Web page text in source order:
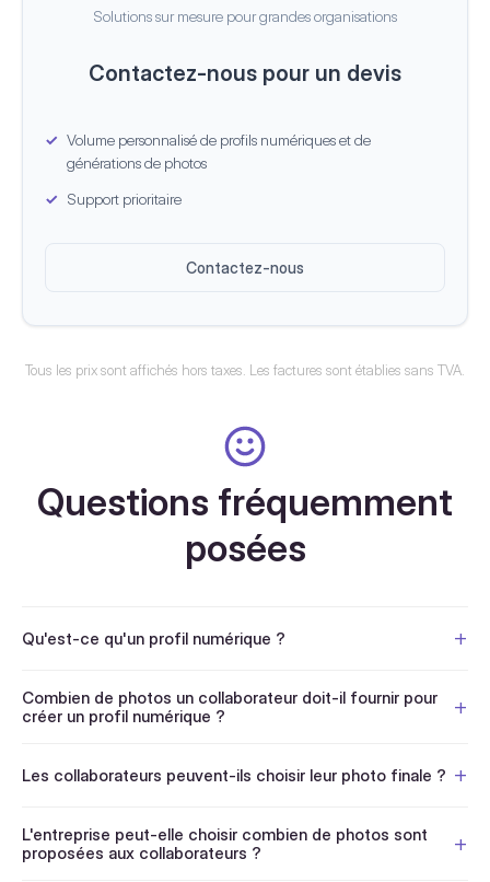
Solutions sur mesure pour grandes organisations
Contactez-nous pour un devis
Volume personnalisé de profils numériques et de
générations de photos
Support prioritaire
Contactez-nous
Tous les prix sont affichés hors taxes. Les factures sont établies sans TVA.
Questions fréquemment
posées
Qu'est-ce qu'un profil numérique ?
Combien de photos un collaborateur doit-il fournir pour
créer un profil numérique ?
Les collaborateurs peuvent-ils choisir leur photo finale ?
L'entreprise peut-elle choisir combien de photos sont
proposées aux collaborateurs ?